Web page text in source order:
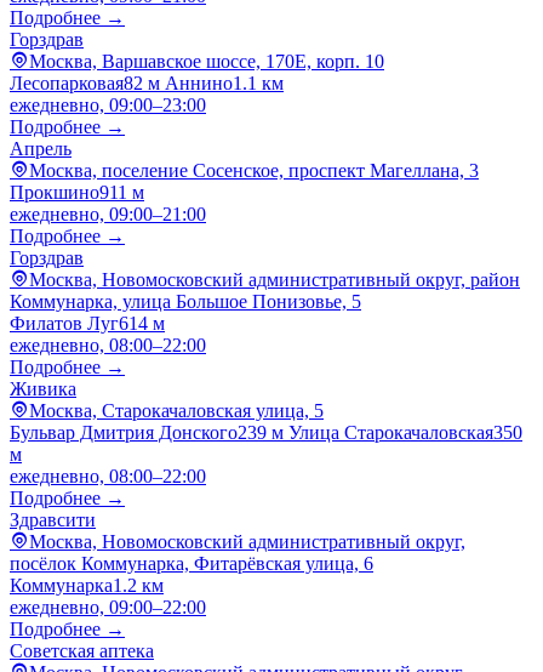
Подробнее →
Горздрав
Москва, Варшавское шоссе, 170Е, корп. 10
Лесопарковая82 м Аннино1.1 км
ежедневно, 09:00–23:00
Подробнее →
Апрель
Москва, поселение Сосенское, проспект Магеллана, 3
Прокшино911 м
ежедневно, 09:00–21:00
Подробнее →
Горздрав
Москва, Новомосковский административный округ, район
Коммунарка, улица Большое Понизовье, 5
Филатов Луг614 м
ежедневно, 08:00–22:00
Подробнее →
Живика
Москва, Старокачаловская улица, 5
Бульвар Дмитрия Донского239 м Улица Старокачаловская350
м
ежедневно, 08:00–22:00
Подробнее →
Здравсити
Москва, Новомосковский административный округ,
посёлок Коммунарка, Фитарёвская улица, 6
Коммунарка1.2 км
ежедневно, 09:00–22:00
Подробнее →
Советская аптека